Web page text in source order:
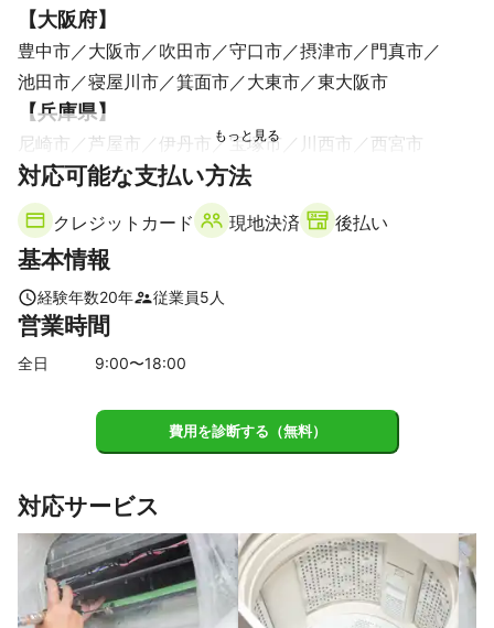
これまでの実績
あらゆる環境で年間1000件以上の作業実績がございますので、
作業スピード、クオリティには自信があります。
また、クリーニングのプロを始め、設備のプロスタッフも抱えて
おりますので、
多数の経験と技術がございます。
アピールポイント
ご自身で道具などを買って作業するのも大変かと思います。
今は、簡単に業者を探せるツールが増えましたが
たくさんの中からどこに依頼するのが安心か、
このページをご覧になったあなたも、
自分ではできない部分をどこか安くて信頼できる業者はないか
な？と
★業歴15年以上の技術者が作業を担当させて頂きます★
比較サイトに最近修理を覚えて出店したような方々とは経験値が
違います
製品の知識、作業経験など
【大阪府】
豊中市 大阪市 吹田市 守口市 摂津市
門真市
池田市
寝屋川市 箕面市 大東市 東大阪市
【兵庫県】
尼崎市 芦屋市 伊丹市 宝塚市 川西市 西宮市
対応可能な支払い方法
クレジットカード 現地決済 後払い
基本情報
経験年数20年 従業員5 人
営業時間
全日 9:00〜18:00
費用を診断する（無料）
対応サービス